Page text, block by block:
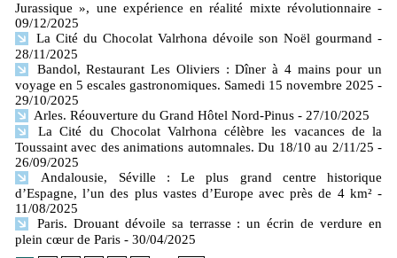
Jurassique », une expérience en réalité mixte révolutionnaire -
09/12/2025
La Cité du Chocolat Valrhona dévoile son Noël gourmand -
28/11/2025
Bandol, Restaurant Les Oliviers : Dîner à 4 mains pour un
voyage en 5 escales gastronomiques. Samedi 15 novembre 2025 -
29/10/2025
Arles. Réouverture du Grand Hôtel Nord-Pinus - 27/10/2025
La Cité du Chocolat Valrhona célèbre les vacances de la
Toussaint avec des animations automnales. Du 18/10 au 2/11/25 -
26/09/2025
Andalousie, Séville : Le plus grand centre historique
d’Espagne, l’un des plus vastes d’Europe avec près de 4 km² -
11/08/2025
Paris. Drouant dévoile sa terrasse : un écrin de verdure en
plein cœur de Paris - 30/04/2025